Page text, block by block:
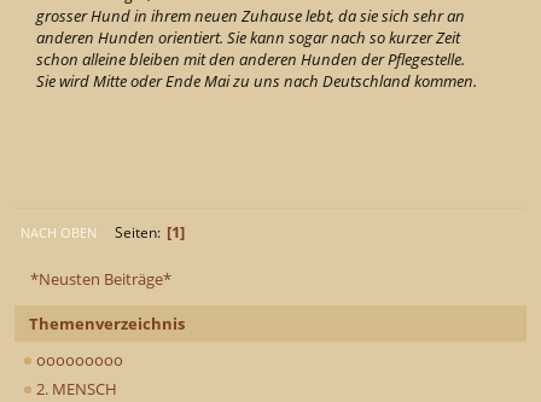
*Neusten Beiträge*
Themenverzeichnis
ooooooooo
2. MENSCH
grosser Hund in ihrem neuen Zuhause lebt, da sie sich sehr an
anderen Hunden orientiert. Sie kann sogar nach so kurzer Zeit
schon alleine bleiben mit den anderen Hunden der Pflegestelle.
Sie wird Mitte oder Ende Mai zu uns nach Deutschland kommen.
NACH OBEN Seiten 1